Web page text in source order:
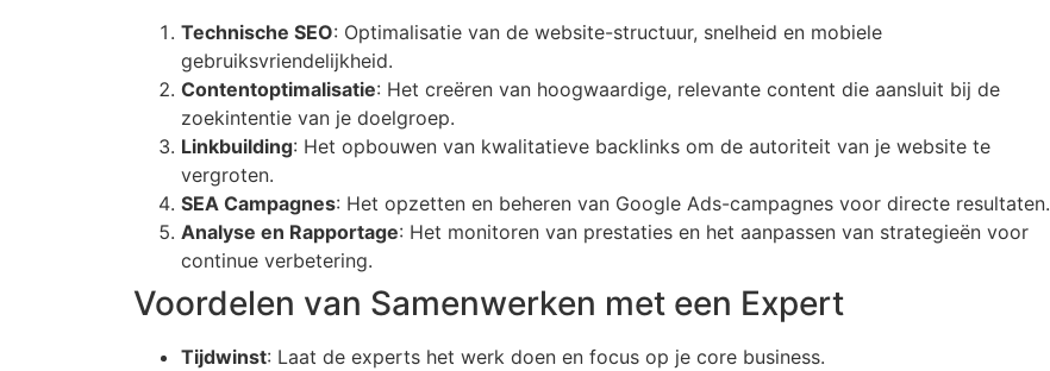
Technische SEO: Optimalisatie van de website-structuur, snelheid en mobiele
gebruiksvriendelijkheid.
Contentoptimalisatie: Het creëren van hoogwaardige, relevante content die aansluit bij de
zoekintentie van je doelgroep.
Linkbuilding: Het opbouwen van kwalitatieve backlinks om de autoriteit van je website te
vergroten.
SEA Campagnes: Het opzetten en beheren van Google Ads-campagnes voor directe resultaten.
Analyse en Rapportage: Het monitoren van prestaties en het aanpassen van strategieën voor
continue verbetering.
Voordelen van Samenwerken met een Expert
Tijdwinst: Laat de experts het werk doen en focus op je core business.